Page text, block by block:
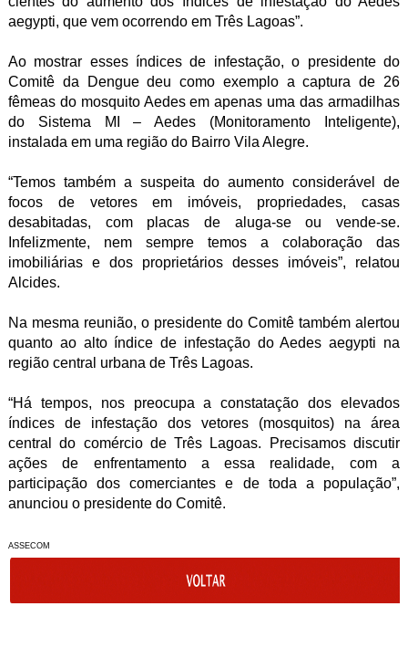
aegypti, que vem ocorrendo em Três Lagoas”.
Ao mostrar esses índices de infestação, o presidente do
Comitê da Dengue deu como exemplo a captura de 26
fêmeas do mosquito Aedes em apenas uma das armadilhas
do Sistema MI – Aedes (Monitoramento Inteligente),
instalada em uma região do Bairro Vila Alegre.
“Temos também a suspeita do aumento considerável de
focos de vetores em imóveis, propriedades, casas
desabitadas, com placas de aluga-se ou vende-se.
Infelizmente, nem sempre temos a colaboração das
imobiliárias e dos proprietários desses imóveis”, relatou
Alcides.
Na mesma reunião, o presidente do Comitê também alertou
quanto ao alto índice de infestação do Aedes aegypti na
região central urbana de Três Lagoas.
“Há tempos, nos preocupa a constatação dos elevados
índices de infestação dos vetores (mosquitos) na área
central do comércio de Três Lagoas. Precisamos discutir
ações de enfrentamento a essa realidade, com a
participação dos comerciantes e de toda a população”,
anunciou o presidente do Comitê.
ASSECOM